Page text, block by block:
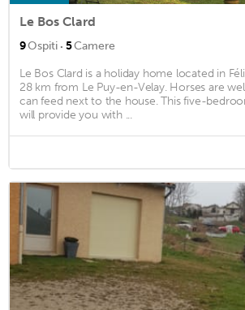
Le Bos Clard
9Ospiti · 5Camere
Le Bos Clard is a holiday home located in
28 km from Le Puy-en-Velay. Horses are
can feed next to the house. This five-
will provide you with ...